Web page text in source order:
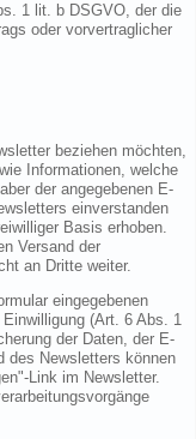
1 lit. b DSGVO, der die
oder vorvertraglicher
beziehen möchten,
Informationen, welche
der angegebenen E-
einverstanden
Basis erhoben.
Versand der
an Dritte weiter.
eingegebenen
(Art. 6 Abs. 1
der Daten, der E-
des Newsletters können
Link im Newsletter.